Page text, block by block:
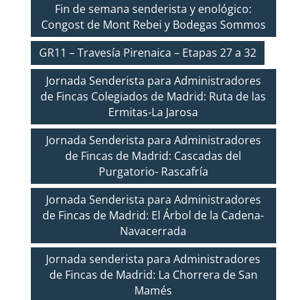
Fin de semana senderista y enológico:
Congost de Mont Rebei y Bodegas Sommos
GR11 – Travesía Pirenaica – Etapas 27 a 32
Jornada Senderista para Administradores
de Fincas Colegiados de Madrid: Ruta de las
Ermitas-La Jarosa
Jornada Senderista para Administradores
de Fincas de Madrid: Cascadas del
Purgatorio- Rascafría
Jornada Senderista para Administradores
de Fincas de Madrid: El Árbol de la Cadena-
Navacerrada
Jornada senderista para Administradores
de Fincas de Madrid: La Chorrera de San
Mamés